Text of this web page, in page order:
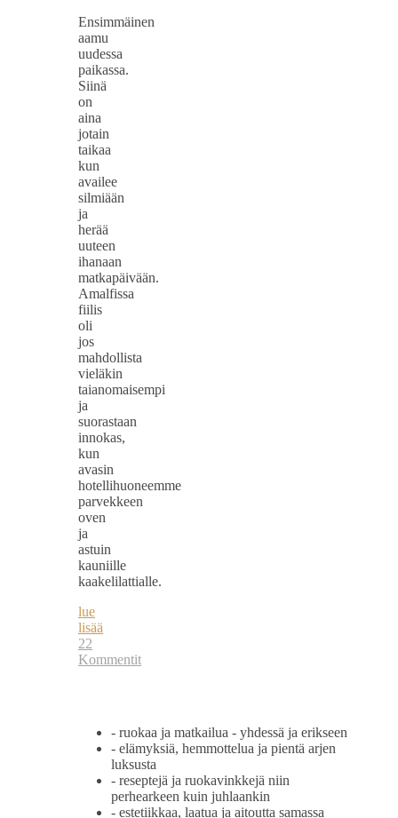
Ensimmäinen
aamu
uudessa
paikassa.
Siinä
on
aina
jotain
taikaa
kun
availee
silmiään
ja
herää
uuteen
ihanaan
matkapäivään.
Amalfissa
fiilis
oli
jos
mahdollista
vieläkin
taianomaisempi
ja
suorastaan
innokas,
kun
avasin
hotellihuoneemme
parvekkeen
oven
ja
astuin
kauniille
kaakelilattialle.
lue
lisää
22
Kommentit
- ruokaa ja matkailua - yhdessä ja erikseen
- elämyksiä, hemmottelua ja pientä arjen
luksusta
- reseptejä ja ruokavinkkejä niin
perhearkeen kuin juhlaankin
- estetiikkaa, laatua ja aitoutta samassa